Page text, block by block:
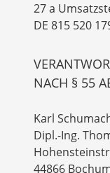
27 a
DE 815 520
NACH § 55
Karl
Dipl.-Ing.
44866